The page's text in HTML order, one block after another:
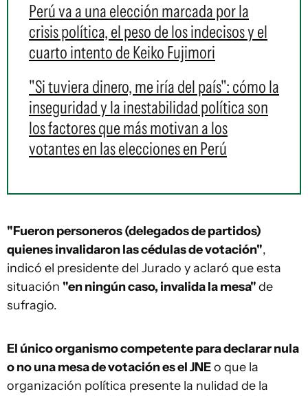
Perú va a una elección marcada por la
crisis política, el peso de los indecisos y el
cuarto intento de Keiko Fujimori
"Si tuviera dinero, me iría del país": cómo la
inseguridad y la inestabilidad política son
los factores que más motivan a los
votantes en las elecciones en Perú
"Fueron personeros (delegados de partidos)
quienes invalidaron las cédulas de votación",
indicó el presidente del Jurado y aclaró que esta
situación "en ningún caso, invalida la mesa"de
sufragio.
El único organismo competente para declarar nula
o no una mesa de votación es el JNEo que la
organización política presente la nulidad de la